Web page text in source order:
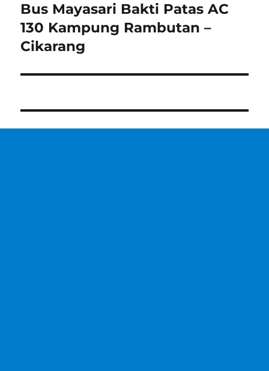
Next
post:
Bus Mayasari Bakti Patas AC
130 Kampung Rambutan –
Cikarang